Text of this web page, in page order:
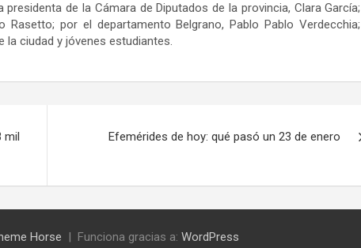
de la Cámara de Diputados de la provincia, Clara García;
por el departamento Belgrano, Pablo Pablo Verdecchia;
la ciudad y jóvenes estudiantes.
mil
Efemérides de hoy: qué pasó un 23 de enero
Horse Funciona gracias a: WordPress